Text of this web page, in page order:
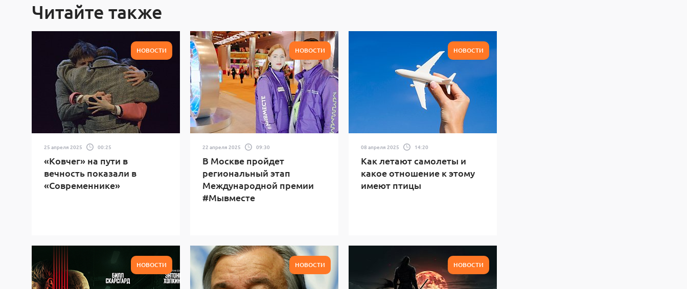
Читайте также
НОВОСТИ
25 апреля 2025 00:25
«Ковчег» на пути в
вечность показали в
«Современнике»
НОВОСТИ
22 апреля 2025 09:30
В Москве пройдет
региональный этап
Международной премии
#Мывместе
НОВОСТИ
08 апреля 2025 14:20
Как летают самолеты и
какое отношение к этому
имеют птицы
НОВОСТИ НОВОСТИ НОВОСТИ